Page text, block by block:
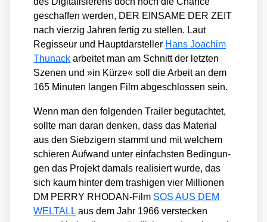
geschaf­fen wer­den, DER EINSAME DER ZEIT
nach vier­zig Jah­ren fer­tig zu stel­len. Laut
Regis­seur und Haupt­dar­stel­ler Hans Joa­chim
Thu­nack arbei­tet man am Schnitt der letz­ten
Sze­nen und »in Kür­ze« soll die Arbeit an dem
165 Minu­ten lan­gen Film abge­schlos­sen sein.
Wenn man den fol­gen­den Trai­ler begut­ach­tet,
soll­te man dar­an den­ken, dass das Mate­ri­al
aus den Sieb­zi­gern stammt und mit wel­chem
schie­ren Auf­wand unter ein­fachs­ten Bedin­gun­
gen das Pro­jekt damals rea­li­siert wur­de, das
sich kaum hin­ter dem tra­shi­gen vier Mil­lio­nen
DM PERRY RHO­DAN-Film SOS AUS DEM
WELTALL aus dem Jahr 1966 ver­ste­cken